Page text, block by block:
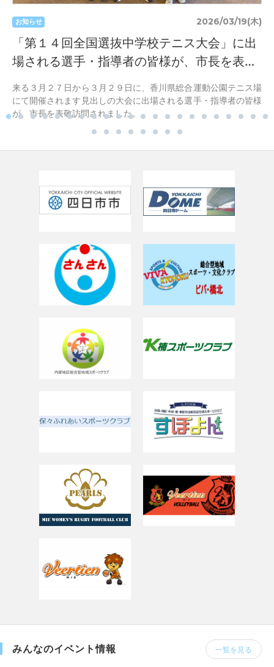
お知らせ 2026/03/19(木)
「第１４回全国選抜中学校テニス大会」に出
場される選手・指導者の皆様が、市長を表…
来る３月２７日から３月２９日に、香川県総合運動公園テニス場
にて開催されます見出しの大会に出場される選手・指導者の皆様
が、市長を表敬訪問されました。
みんなのイベント情報 一覧を見る